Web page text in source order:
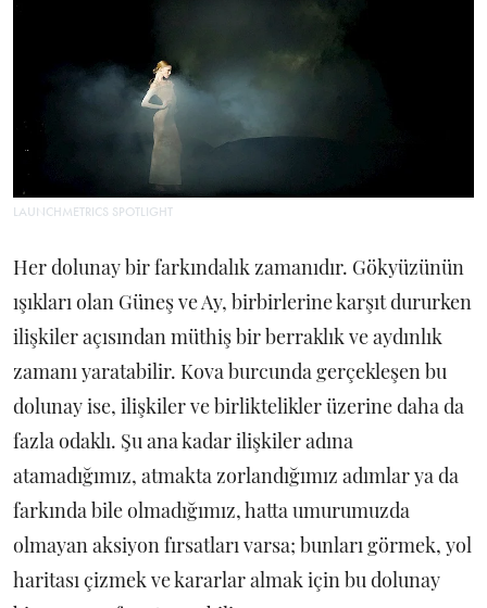
LAUNCHMETRICS SPOTLIGHT
Her dolunay bir farkındalık zamanıdır. Gökyüzünün
ışıkları olan Güneş ve Ay, birbirlerine karşıt dururken
ilişkiler açısından müthiş bir berraklık ve aydınlık
zamanı yaratabilir. Kova burcunda gerçekleşen bu
dolunay ise, ilişkiler ve birliktelikler üzerine daha da
fazla odaklı. Şu ana kadar ilişkiler adına
atamadığımız, atmakta zorlandığımız adımlar ya da
farkında bile olmadığımız, hatta umurumuzda
olmayan aksiyon fırsatları varsa; bunları görmek, yol
haritası çizmek ve kararlar almak için bu dolunay